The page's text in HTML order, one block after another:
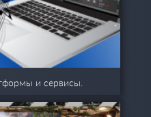
и сервисы.